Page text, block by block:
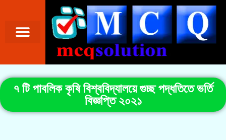
৭ টি পাবলিক কৃষি বিশ্ববিদ্যালয়ে গুচ্ছ পদ্ধতিতে ভর্তি
বিজ্ঞপ্তি ২০২১